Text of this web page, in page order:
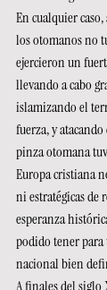
En cualquier
los otomanos no
ejercieron un
llevando a cabo
islamizando el
fuerza, y
pinza otomana
Europa cristiana
ni estratégicas de
esperanza
podido tener
nacional bien
A finales del siglo